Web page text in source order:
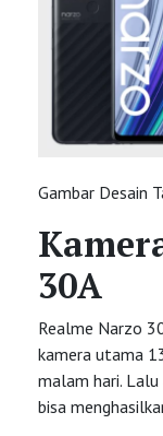
Gambar Desain
30A
Realme Narzo
kamera utama
malam hari.
bisa